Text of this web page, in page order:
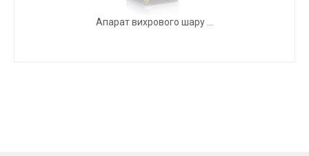
Апарат вихрового шару ...